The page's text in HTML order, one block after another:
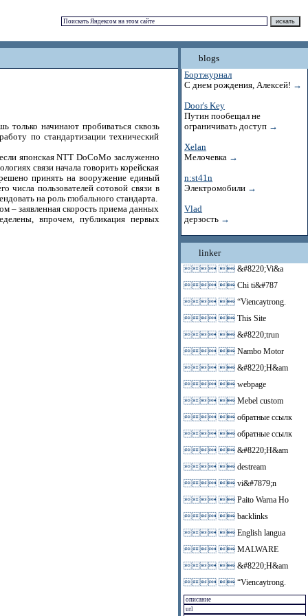
только начинают пробиваться сквозь
по стандартизации технический
японская NTT DoCoMo заслуженно
связи начала говорить корейская
принять на вооружение единый
числа пользователей сотовой связи в
на роль глобального стандарта.
– заявленная скорость приема данных
впрочем, публикация первых
blogs
Бортжурнал
С днем рождения, Алексей! →
Door's Key
Путин пообещал не
ограничивать доступ →
Xelan
Мелочевка →
n:st41n
Электромобили →
Vlad
дерзость →
linker
  &#8220;Vi&a
  Chi ti&#787
  “Viencaytrong.
  This Site
  &#8220;trun
  Nambo Motor
  &#8220;H&am
  webpage
  Mebel custom
  обратные ссылк
  обратные ссылк
  &#8220;H&am
  destream
  vi&#7879;n
  Paito Warna Ho
  backlinks
  English langua
  MALWARE
  &#8220;H&am
  “Viencaytrong.